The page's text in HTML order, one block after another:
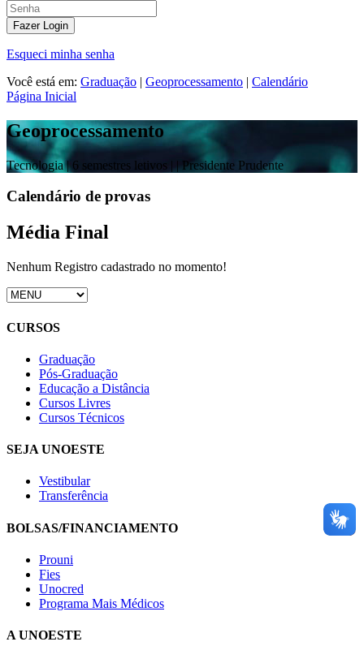
Fazer Login
Esqueci minha senha
Você está em: Graduação | Geoprocessamento | Calendário
Página Inicial
Geoprocessamento
Tecnologia |6 semestres letivos | | Presidente Prudente
Calendário de provas
Média Final
Nenhum Registro cadastrado no momento!
CURSOS
Graduação
Pós-Graduação
Educação a Distância
Cursos Livres
Cursos Técnicos
SEJA UNOESTE
Vestibular
Transferência
BOLSAS/FINANCIAMENTO
Prouni
Fies
Unocred
Programa Mais Médicos
A UNOESTE